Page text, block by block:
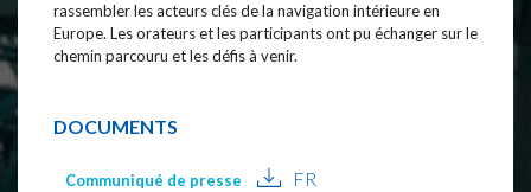
rassembler les acteurs clés de la navigation intérieure en
Europe. Les orateurs et les participants ont pu échanger sur le
chemin parcouru et les défis à venir.
DOCUMENTS
Communiqué de presse FR